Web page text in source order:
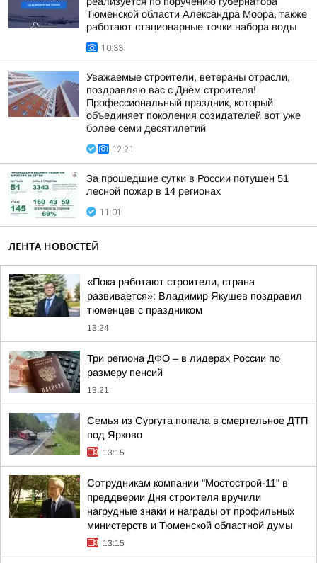
Тюменской области Александра Моора, также
работают стационарные точки набора воды
10:33
Уважаемые строители, ветераны отрасли,
поздравляю вас с Днём строителя!
Профессиональный праздник, который
объединяет поколения созидателей вот уже
более семи десятилетий
12:21
За прошедшие сутки в России потушен 51
лесной пожар в 14 регионах
11:01
ЛЕНТА НОВОСТЕЙ
«Пока работают строители, страна
развивается»: Владимир Якушев поздравил
тюменцев с праздником
13:24
Три региона ДФО – в лидерах России по
размеру пенсий
13:21
Семья из Сургута попала в смертельное ДТП
под Ярково
13:15
Сотрудникам компании "Мостострой-11" в
преддверии Дня строителя вручили
нагрудные знаки и награды от профильных
министерств и Тюменской областной думы
13:15